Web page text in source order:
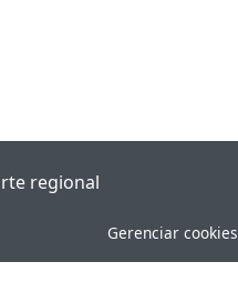
regional
Gerenciar cookies